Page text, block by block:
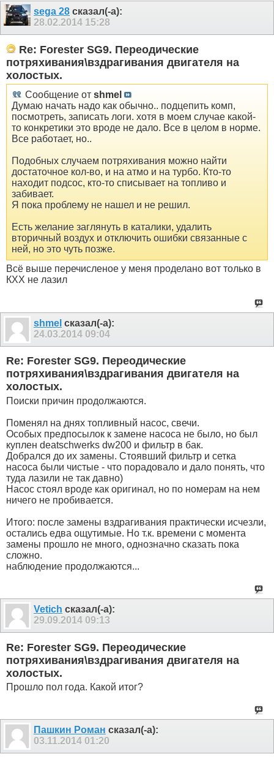
sega 28 сказал(-а):
28.02.2014 15:28
Re: Forester SG9. Переодические
потряхивания\вздрагивания двигателя на
холостых.
Сообщение от shmel
Думаю начать надо как обычно.. подцепить комп,
посмотреть, записать логи. хотя в моем случае какой-
то конкретики это вроде не дало. Все в целом в норме.
Все работает, но..
Подобных случаем потряхивания можно найти
достаточное кол-во, и на атмо и на турбо. Кто-то
находит подсос, кто-то списывает на топливо и
забивает.
Я пока проблему не нашел и не решил.
Есть желание заглянуть в каталики, удалить
вторичный воздух и отключить ошибки связанные с
ней, но это чуть позже.
Всё выше перечисленое у меня проделано вот только в
КХХ не лазил
shmel сказал(-а):
24.03.2014 09:04
Re: Forester SG9. Переодические
потряхивания\вздрагивания двигателя на
холостых.
Поиски причин продолжаются.
Поменял на днях топливный насос, свечи.
Особых предпосылок к замене насоса не было, но был
куплен deatschwerks dw200 и фильтр в бак.
Добрался до их замены. Стоявший фильтр и сетка
насоса были чистые - что порадовало и дало понять, что
туда лазили не так давно)
Насос стоял вроде как оригинал, но по номерам на нем
ничего не пробивается.
Итого: после замены вздрагивания практически исчезли,
остались едва ощутимые. Но т.к. времени с момента
замены прошло не много, однозначно сказать пока
сложно.
наблюдение продолжаются...
Vetich сказал(-а):
29.09.2014 09:13
Re: Forester SG9. Переодические
потряхивания\вздрагивания двигателя на
холостых.
Прошло пол года. Какой итог?
Пашкин Роман сказал(-а):
03.11.2014 01:20